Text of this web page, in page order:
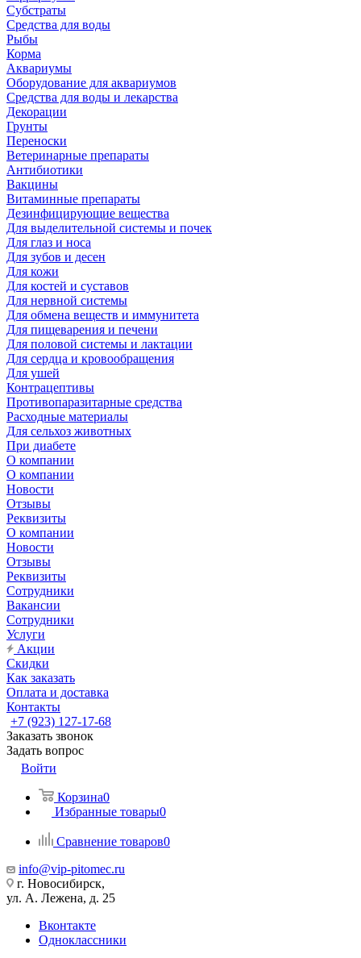
Субстраты
Средства для воды
Рыбы
Корма
Аквариумы
Оборудование для аквариумов
Средства для воды и лекарства
Декорации
Грунты
Переноски
Ветеринарные препараты
Антибиотики
Вакцины
Витаминные препараты
Дезинфицирующие вещества
Для выделительной системы и почек
Для глаз и носа
Для зубов и десен
Для кожи
Для костей и суставов
Для нервной системы
Для обмена веществ и иммунитета
Для пищеварения и печени
Для половой системы и лактации
Для сердца и кровообращения
Для ушей
Контрацептивы
Противопаразитарные средства
Расходные материалы
Для сельхоз животных
При диабете
О компании
О компании
Новости
Отзывы
Реквизиты
О компании
Новости
Отзывы
Реквизиты
Сотрудники
Вакансии
Сотрудники
Услуги
Акции
Скидки
Как заказать
Оплата и доставка
Контакты
+7 (923) 127-17-68
Заказать звонок
Задать вопрос
Войти
Корзина0
Избранные товары0
Сравнение товаров0
info@vip-pitomec.ru
г. Новосибирск,
ул. А. Лежена, д. 25
Вконтакте
Одноклассники